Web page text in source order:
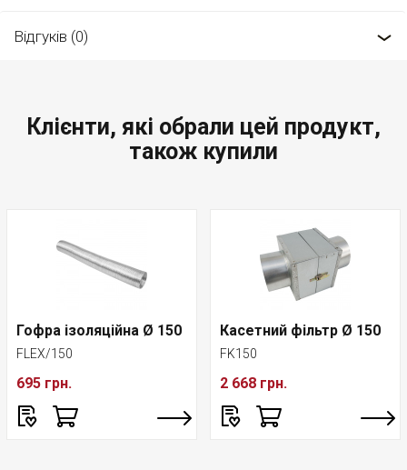
Відгуків (0)
Клієнти, які обрали цей продукт,
також купили
Гофра ізоляційна Ø 150
FLEX/150
695 грн.
Касетний фільтр Ø 150
FK150
2 668 грн.